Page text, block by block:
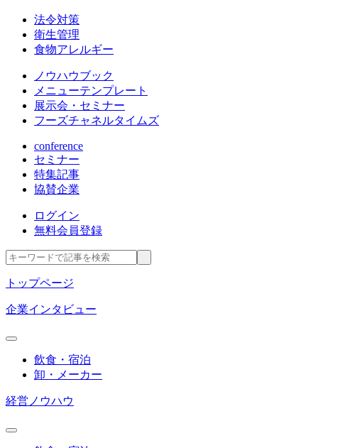
法令対策
衛生管理
食物アレルギー
ノウハウブック
メニューテンプレート
展示会・セミナー
フーズチャネルタイムズ
conference
セミナー
特集記事
協賛企業
ログイン
無料会員登録
トップページ
企業インタビュー
飲食・宿泊
卸・メーカー
経営ノウハウ